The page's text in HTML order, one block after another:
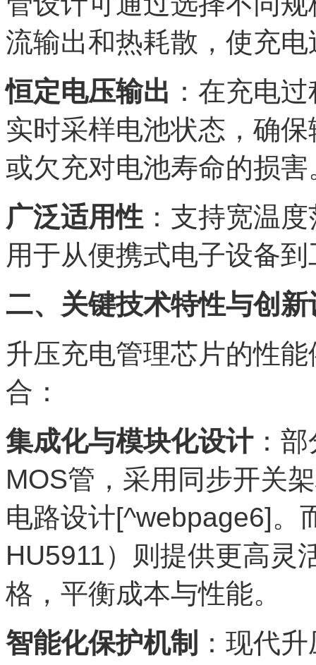
流输出和热耗散，使充
恒定电压输出 ：在充电
实时采样电池状态，确
或欠充对电池寿命的损害
广泛适用性 ：支持宽温
用于从便携式电子设备
二、关键技术特性与创新
升压充电管理芯片的性
合：
集成化与模块化设计：部
MOS管，采用同步开关
电路设计[^webpage6]。
HU5911）则提供更高灵
格，平衡成本与性能。
智能化保护机制
：现代